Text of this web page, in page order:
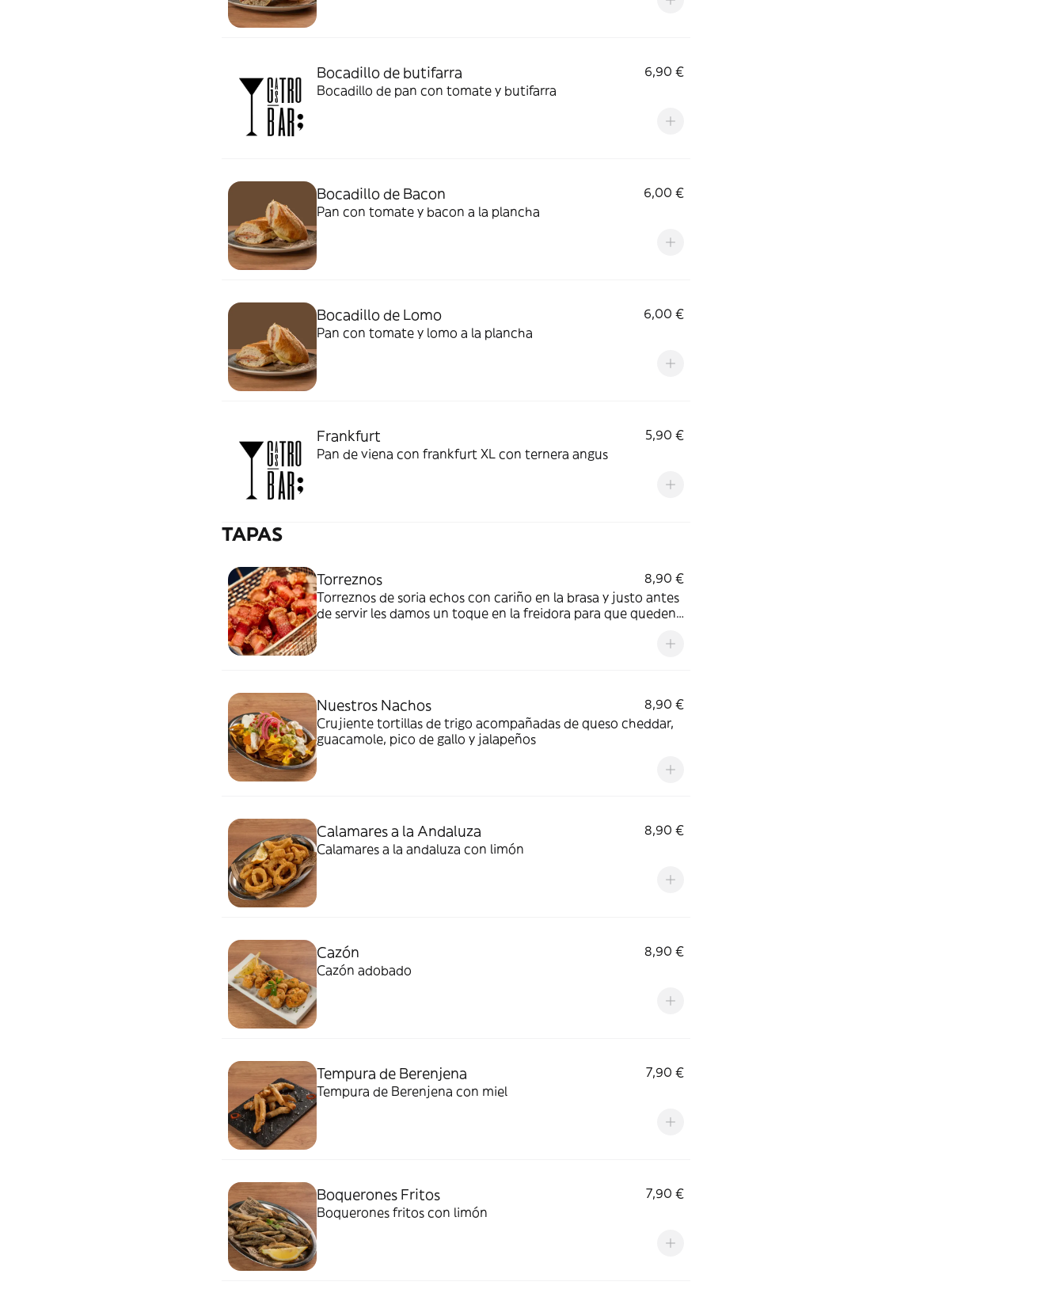
Bocadillo de butifarra
6,90 €
Bocadillo de pan con tomate y butifarra
Bocadillo de Bacon
6,00 €
Pan con tomate y bacon a la plancha
Bocadillo de Lomo
6,00 €
Pan con tomate y lomo a la plancha
Frankfurt
5,90 €
Pan de viena con frankfurt XL con ternera angus
TAPAS
Torreznos
8,90 €
Torreznos de soria echos con cariño en la brasa y justo antes
de servir les damos un toque en la freidora para que queden
Nuestros Nachos
8,90 €
Crujiente tortillas de trigo acompañadas de queso cheddar,
guacamole, pico de gallo y jalapeños
Calamares a la Andaluza
8,90 €
Calamares a la andaluza con limón
Cazón
8,90 €
Cazón adobado
Tempura de Berenjena
7,90 €
Tempura de Berenjena con miel
Boquerones Fritos
7,90 €
Boquerones fritos con limón